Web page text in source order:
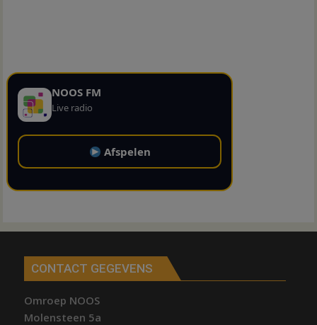
NOOS FM
Live radio
Afspelen
CONTACT GEGEVENS
Omroep NOOS
Molensteen 5a